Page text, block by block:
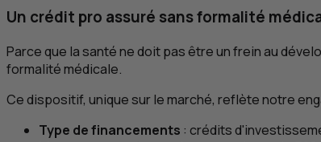
Un crédit pro assuré sans formalité
Parce que la santé ne doit pas être un frein au
formalité médicale.
Ce dispositif, unique sur le marché, reflète notre
Type de financements : crédits